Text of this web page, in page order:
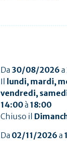
Da 30/08/2026 a
Il lundi, mardi,
vendredi,
14:00à 18:00
Chiuso il
Da 02/11/2026 a